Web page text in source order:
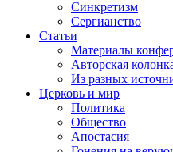
Синкретизм
Сергианство
Статьи
Материалы
Авторская
Из разных
Церковь и мир
Политика
Общество
Апостасия